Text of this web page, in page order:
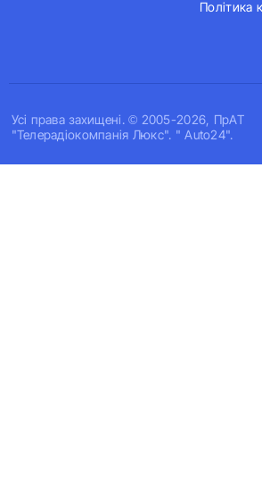
Усi права захищенi. © 2005-2026, ПрАТ
"Телерадіокомпанія Люкс". " Auto24".
Політика